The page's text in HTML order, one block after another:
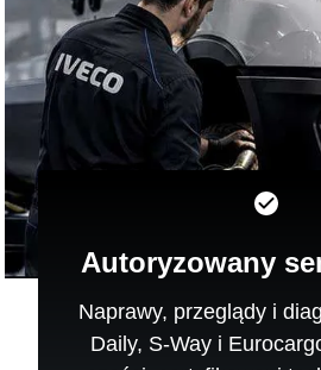
Autoryzowany
Naprawy, przeglądy i
Daily, S-Way i